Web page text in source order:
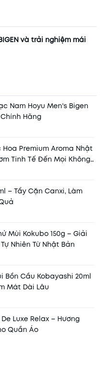
và trải nghiệm mái
Nam Hoyu Men's Bigen
Hãng
Hoa Premium Aroma Nhật
Tinh Tế Đến Mọi Không
– Tẩy Cặn Canxi, Làm
Mùi Kokubo 150g – Giải
Nhiên Từ Nhật Bản
Bồn Cầu Kobayashi 20ml
Mát Dài Lâu
Luxe Relax – Hương
Quần Áo